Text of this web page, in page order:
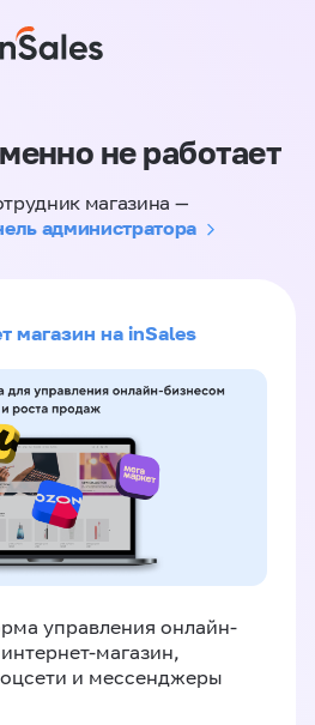
не работает
магазина —
администратора
магазин на inSales
управления онлайн-
магазин,
и мессенджеры